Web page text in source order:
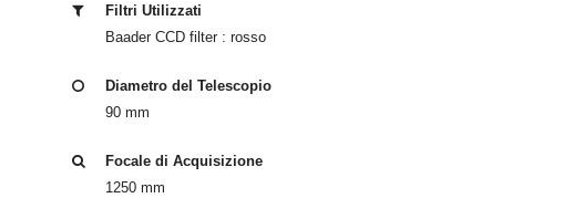
Filtri Utilizzati
Baader CCD filter : rosso
Diametro del Telescopio
90 mm
Focale di Acquisizione
1250 mm